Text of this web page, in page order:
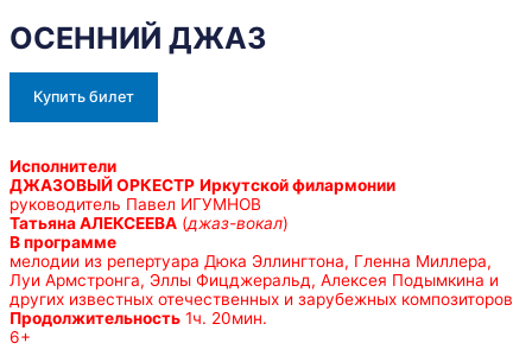
ОСЕННИЙ ДЖАЗ
Купить билет
Исполнители
ДЖАЗОВЫЙ ОРКЕСТР Иркутской филармонии
руководитель Павел ИГУМНОВ
Татьяна АЛЕКСЕЕВА (джаз-вокал)
В программе
мелодии из репертуара Дюка Эллингтона, Гленна Миллера,
Луи Армстронга, Эллы Фицджеральд, Алексея Подымкина и
других известных отечественных и зарубежных композиторов
Продолжительность 1ч. 20мин.
6+